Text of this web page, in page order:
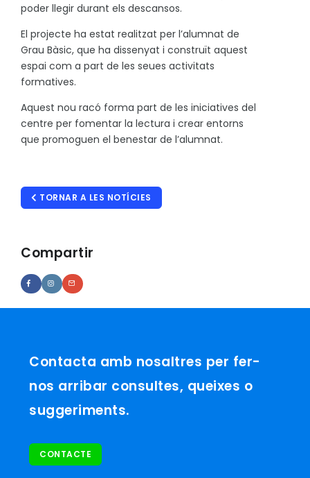
poder llegir durant els descansos.
El projecte ha estat realitzat per l’alumnat de
Grau Bàsic, que ha dissenyat i construït aquest
espai com a part de les seues activitats
formatives.
Aquest nou racó forma part de les iniciatives del
centre per fomentar la lectura i crear entorns
que promoguen el benestar de l’alumnat.
TORNAR A LES NOTÍCIES
Compartir
Contacta amb nosaltres per fer-
nos arribar consultes, queixes o
suggeriments.
CONTACTE